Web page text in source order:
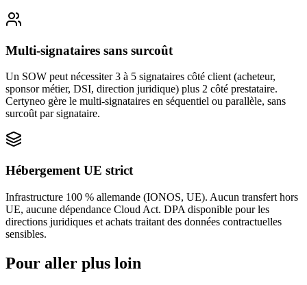
Multi-signataires sans surcoût
Un SOW peut nécessiter 3 à 5 signataires côté client (acheteur,
sponsor métier, DSI, direction juridique) plus 2 côté prestataire.
Certyneo gère le multi-signataires en séquentiel ou parallèle, sans
surcoût par signataire.
Hébergement UE strict
Infrastructure 100 % allemande (IONOS, UE). Aucun transfert hors
UE, aucune dépendance Cloud Act. DPA disponible pour les
directions juridiques et achats traitant des données contractuelles
sensibles.
Pour aller plus loin